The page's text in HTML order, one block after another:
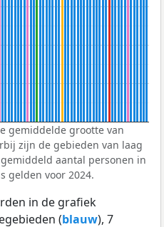
gemiddelde grootte van
zijn de gebieden van laag
aantal personen in
gelden voor 2024.
in de grafiek
(blauw), 7